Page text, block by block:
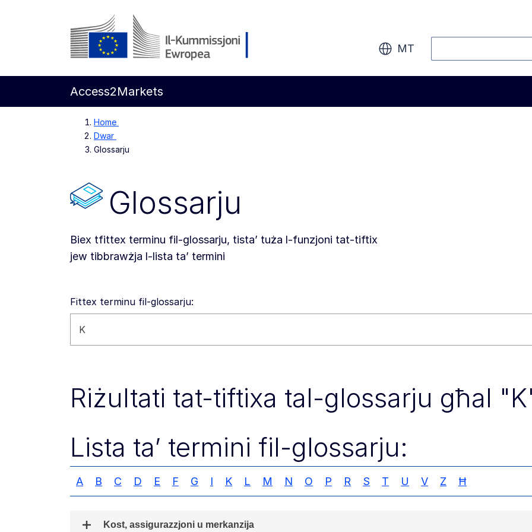
Mur għall-kontenut ewlieni
MT
Access2Markets
Home
Dwar
Glossarju
Glossarju
Biex tfittex terminu fil-glossarju, tista’ tuża l-funzjoni tat-tiftix
jew tibbrawżja l-lista ta’ termini
Fittex terminu fil-glossarju:
Fittex dan is-sit web
Riżultati tat-tiftixa tal-glossarju għal
Lista ta’ termini fil-glossarju:
A B C D E F G I K L M N O P R S T U V Z Ħ
Kost, assigurazzjoni u merkanzija